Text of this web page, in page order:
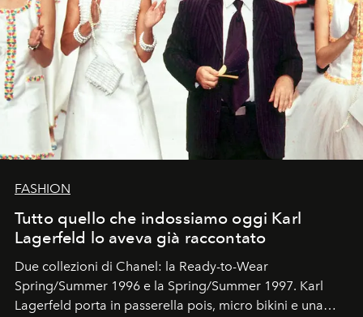
FASHION
Tutto quello che indossiamo oggi Karl
Lagerfeld lo aveva già raccontato
Due collezioni di Chanel: la Ready-to-Wear
Spring/Summer 1996 e la Spring/Summer 1997. Karl
Lagerfeld porta in passerella pois, micro bikini e una